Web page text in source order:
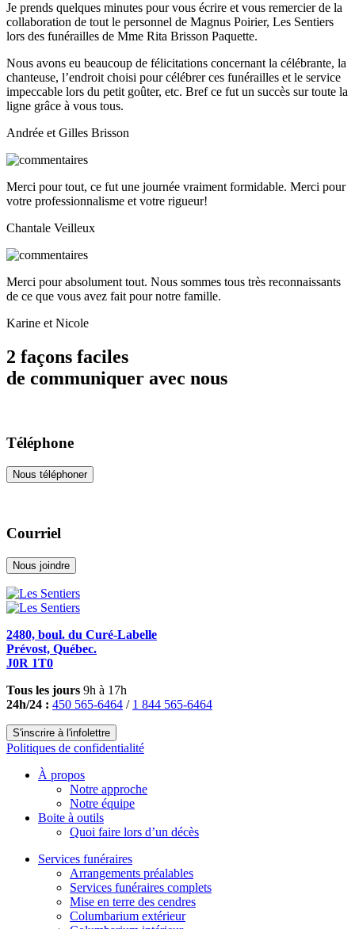
Je prends quelques minutes pour vous écrire et vous remercier de la
collaboration de tout le personnel de Magnus Poirier, Les Sentiers
lors des funérailles de Mme Rita Brisson Paquette.
Nous avons eu beaucoup de félicitations concernant la célébrante, la
chanteuse, l’endroit choisi pour célébrer ces funérailles et le service
impeccable lors du petit goûter, etc. Bref ce fut un succès sur toute la
ligne grâce à vous tous.
Andrée et Gilles Brisson
Merci pour tout, ce fut une journée vraiment formidable. Merci pour
votre professionnalisme et votre rigueur!
Chantale Veilleux
Merci pour absolument tout. Nous sommes tous très reconnaissants
de ce que vous avez fait pour notre famille.
Karine et Nicole
2 façons faciles
de communiquer avec nous
Téléphone
Nous téléphoner
Courriel
Nous joindre
2480, boul. du Curé-Labelle
Prévost, Québec.
J0R 1T0
Tous les jours 9h à 17h
24h/24 : 450 565-6464 / 1 844 565-6464
S'inscrire à l'infolettre
Politiques de confidentialité
À propos
Notre approche
Notre équipe
Boite à outils
Quoi faire lors d’un décès
Services funéraires
Arrangements préalables
Services funéraires complets
Mise en terre des cendres
Columbarium extérieur